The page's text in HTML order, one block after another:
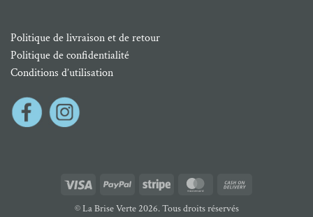
Politique de livraison et de retour
Politique de confidentialité
Conditions d’utilisation
Visa PayPal Stripe MasterCard
© La Brise Verte 2026. Tous droits réservés